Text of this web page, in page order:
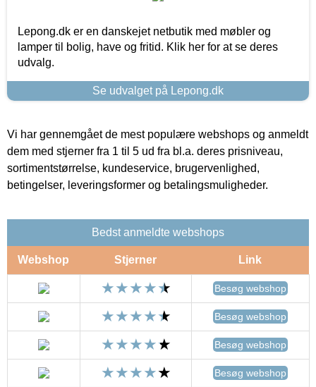
Lepong.dk er en danskejet netbutik med møbler og
lamper til bolig, have og fritid. Klik her for at se deres
udvalg.
Se udvalget på Lepong.dk
Vi har gennemgået de mest populære webshops og anmeldt
dem med stjerner fra 1 til 5 ud fra bl.a. deres prisniveau,
sortimentstørrelse, kundeservice, brugervenlighed,
betingelser, leveringsformer og betalingsmuligheder.
Bedst anmeldte webshops
Webshop Stjerner Link
Besøg webshop
Besøg webshop
Besøg webshop
Besøg webshop